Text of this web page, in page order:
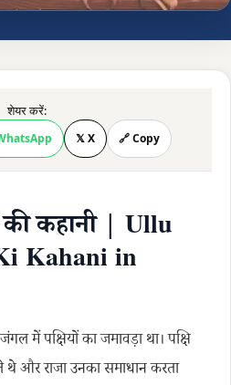
शेयर करें:
𝕏 X 🔗 Copy
कहानी | Ullu
Kahani in
में पक्षियों का जमावड़ा था। पक्षि
थे और राजा उनका समाधान करता